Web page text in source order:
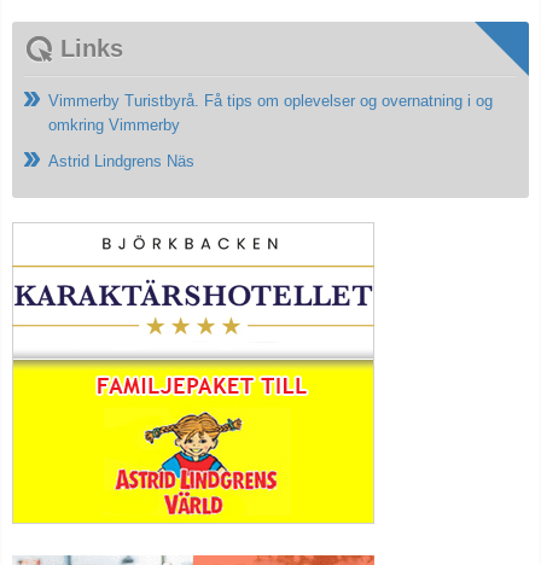
Links
Vimmerby Turistbyrå. Få tips om oplevelser og overnatning i og
omkring Vimmerby
Astrid Lindgrens Näs